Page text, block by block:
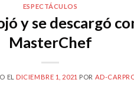
ESPECTÁCULOS
y se descargó
MasterChef
EL DICIEMBRE 1, 2021 POR AD-